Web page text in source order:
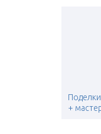
+